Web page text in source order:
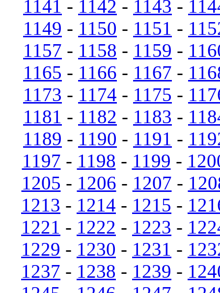
1141 - 1142 - 1143 -
1149 - 1150 - 1151 -
1157 - 1158 - 1159 -
1165 - 1166 - 1167 -
1173 - 1174 - 1175 -
1181 - 1182 - 1183 -
1189 - 1190 - 1191 -
1197 - 1198 - 1199 -
1205 - 1206 - 1207 -
1213 - 1214 - 1215 -
1221 - 1222 - 1223 -
1229 - 1230 - 1231 -
1237 - 1238 - 1239 -